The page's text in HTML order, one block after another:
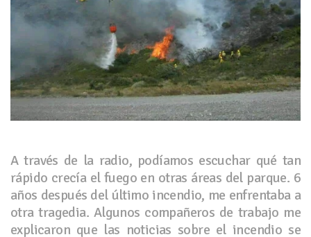
A través de la radio, podíamos escuchar qué tan
rápido crecía el fuego en otras áreas del parque. 6
años después del último incendio, me enfrentaba a
otra tragedia. Algunos compañeros de trabajo me
explicaron que las noticias sobre el incendio se